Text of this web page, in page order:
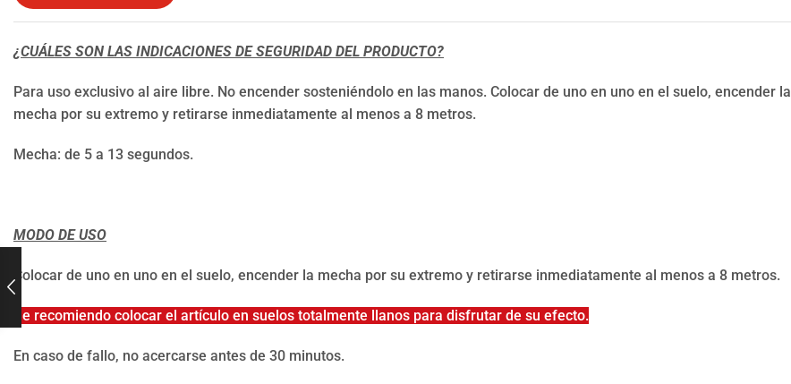
¿CUÁLES SON LAS INDICACIONES DE SEGURIDAD DEL PRODUCTO?
Para uso exclusivo al aire libre. No encender sosteniéndolo en las manos. Colocar de uno en uno en el suelo, encender la
mecha por su extremo y retirarse inmediatamente al menos a 8 metros.
Mecha: de 5 a 13 segundos.
MODO DE USO
Colocar de uno en uno en el suelo, encender la mecha por su extremo y retirarse inmediatamente al menos a 8 metros.
Se recomiendo colocar el artículo en suelos totalmente llanos para disfrutar de su efecto.
En caso de fallo, no acercarse antes de 30 minutos.